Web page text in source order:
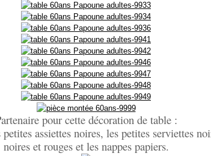
pour cette décoration de table :
assiettes noires, les petites serviettes
noires et rouges et les nappes papiers.